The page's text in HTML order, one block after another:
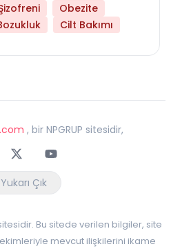
Obezite
Cilt Bakımı
, bir NPGRUP sitesidir,
TwitterYoutube
Yukarı Çık
Bu sitede verilen bilgiler, site
mevcut ilişkilerini ikame